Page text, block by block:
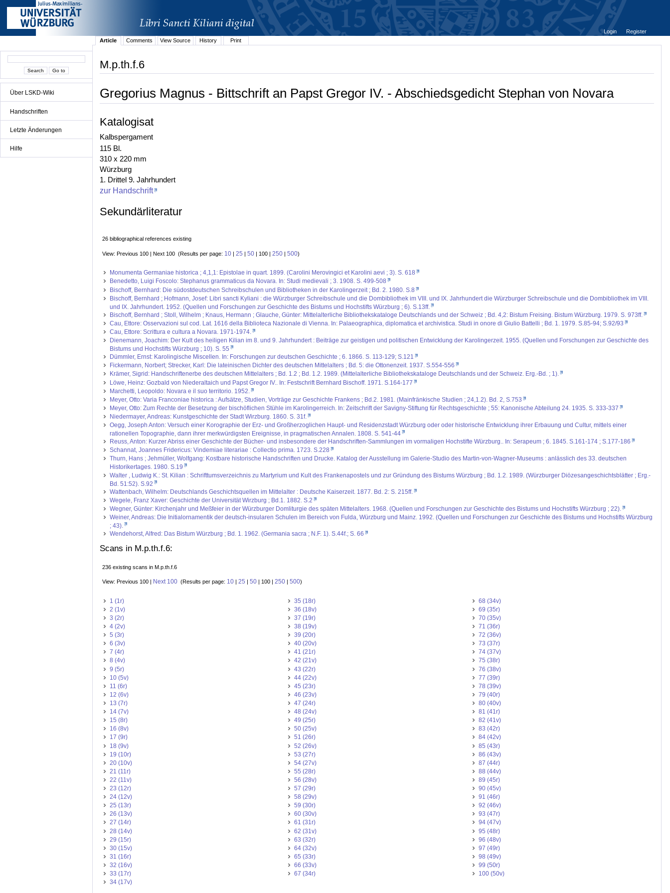
Über LSKD-Wiki
Handschriften
Letzte Änderungen
Hilfe
Login
Register
Article
Comments View Source History Print
M.p.th.f.6
Gregorius Magnus - Bittschrift an Papst Gregor IV. - Abschiedsgedicht Stephan von Novara
Katalogisat
Kalbspergament
115 Bl.
310 x 220 mm
Würzburg
1. Drittel 9. Jahrhundert
zur Handschrift
Sekundärliteratur
26 bibliographical references existing
View: Previous 100 | Next 100 (Results per page: 10 | 25 | 50 | 100 | 250 | 500)
Monumenta Germaniae historica ; 4,1,1: Epistolae in quart. 1899. (Carolini Merovingici et Karolini aevi ; 3). S. 618
Benedetto, Luigi Foscolo: Stephanus grammaticus da Novara. In: Studi medievali ; 3. 1908. S. 499-508
Bischoff, Bernhard: Die südostdeutschen Schreibschulen und Bibliotheken in der Karolingerzeit ; Bd. 2. 1980. S.8
Bischoff, Bernhard ; Hofmann, Josef: Libri sancti Kyliani : die Würzburger Schreibschule und die Dombibliothek im VIII. und IX. Jahrhundert die Würzburger Schreibschule und die Dombibliothek im VIII.
und IX. Jahrhundert. 1952. (Quellen und Forschungen zur Geschichte des Bistums und Hochstifts Würzburg ; 6). S.13ff.
Bischoff, Bernhard ; Stoll, Wilhelm ; Knaus, Hermann ; Glauche, Günter: Mittelalterliche Bibliothekskataloge Deutschlands und der Schweiz ; Bd. 4,2: Bistum Freising. Bistum Würzburg. 1979. S. 973ff.
Cau, Ettore: Osservazioni sul cod. Lat. 1616 della Biblioteca Nazionale di Vienna. In: Palaeographica, diplomatica et archivistica. Studi in onore di Giulio Battelli ; Bd. 1. 1979. S.85-94; S.92/93
Cau, Ettore: Scrittura e cultura a Novara. 1971-1974.
Dienemann, Joachim: Der Kult des heiligen Kilian im 8. und 9. Jahrhundert : Beiträge zur geistigen und politischen Entwicklung der Karolingerzeit. 1955. (Quellen und Forschungen zur Geschichte des
Bistums und Hochstifts Würzburg ; 10). S. 55
Dümmler, Ernst: Karolingische Miscellen. In: Forschungen zur deutschen Geschichte ; 6. 1866. S. 113-129; S.121
Fickermann, Norbert; Strecker, Karl: Die lateinischen Dichter des deutschen Mittelalters ; Bd. 5: die Ottonenzeit. 1937. S.554-556
Krämer, Sigrid: Handschriftenerbe des deutschen Mittelalters ; Bd. 1.2 ; Bd. 1.2. 1989. (Mittelalterliche Bibliothekskataloge Deutschlands und der Schweiz. Erg.-Bd. ; 1).
Löwe, Heinz: Gozbald von Niederaltaich und Papst Gregor IV.. In: Festschrift Bernhard Bischoff. 1971. S.164-177
Marchetti, Leopoldo: Novara e il suo territorio. 1952.
Meyer, Otto: Varia Franconiae historica : Aufsätze, Studien, Vorträge zur Geschichte Frankens ; Bd.2. 1981. (Mainfränkische Studien ; 24,1.2). Bd. 2, S.753
Meyer, Otto: Zum Rechte der Besetzung der bischöflichen Stühle im Karolingerreich. In: Zeitschrift der Savigny-Stiftung für Rechtsgeschichte ; 55: Kanonische Abteilung 24. 1935. S. 333-337
Niedermayer, Andreas: Kunstgeschichte der Stadt Wirzburg. 1860. S. 31f.
Oegg, Joseph Anton: Versuch einer Korographie der Erz- und Großherzoglichen Haupt- und Residenzstadt Würzburg oder oder historische Entwicklung ihrer Erbauung und Cultur, mittels einer
rationellen Topographie, dann ihrer merkwürdigsten Ereignisse, in pragmatischen Annalen. 1808. S. 541-44
Reuss, Anton: Kurzer Abriss einer Geschichte der Bücher- und insbesondere der Handschriften-Sammlungen im vormaligen Hochstifte Würzburg.. In: Serapeum ; 6. 1845. S.161-174 ; S.177-186
Schannat, Joannes Fridericus: Vindemiae literariae : Collectio prima. 1723. S.228
Thurn, Hans ; Jehmüller, Wolfgang: Kostbare historische Handschriften und Drucke. Katalog der Ausstellung im Galerie-Studio des Martin-von-Wagner-Museums : anlässlich des 33. deutschen
Historikertages. 1980. S.19
Walter , Ludwig K.: St. Kilian : Schrifttumsverzeichnis zu Martyrium und Kult des Frankenapostels und zur Gründung des Bistums Würzburg ; Bd. 1.2. 1989. (Würzburger Diözesangeschichtsblätter ; Erg.-
Bd. 51:52). S.92
Wattenbach, Wilhelm: Deutschlands Geschichtsquellen im Mittelalter : Deutsche Kaiserzeit. 1877. Bd. 2: S. 215ff.
Wegele, Franz Xaver: Geschichte der Universität Wirzburg ; Bd.1. 1882. S.2
Wegner, Günter: Kirchenjahr und Meßfeier in der Würzburger Domliturgie des späten Mittelalters. 1968. (Quellen und Forschungen zur Geschichte des Bistums und Hochstifts Würzburg ; 22).
Weiner, Andreas: Die Initialornamentik der deutsch-insularen Schulen im Bereich von Fulda, Würzburg und Mainz. 1992. (Quellen und Forschungen zur Geschichte des Bistums und Hochstifts Würzburg
; 43).
Wendehorst, Alfred: Das Bistum Würzburg ; Bd. 1. 1962. (Germania sacra ; N.F. 1). S.44f.; S. 66
Scans in M.p.th.f.6:
236 existing scans in M.p.th.f.6
View: Previous 100 | Next 100 (Results per page: 10 25 50 | 100 | 250 500)
1 (1r)
2 (1v)
3 (2r)
4 (2v)
5 (3r)
6 (3v)
7 (4r)
8 (4v)
9 (5r)
10 (5v)
11 (6r)
12 (6v)
13 (7r)
14 (7v)
15 (8r)
16 (8v)
17 (9r)
18 (9v)
19 (10r)
20 (10v)
21 (11r)
22 (11v)
23 (12r)
24 (12v)
25 (13r)
26 (13v)
27 (14r)
28 (14v)
29 (15r)
30 (15v)
31 (16r)
32 (16v)
33 (17r)
34 (17v)
35 (18r)
36 (18v)
37 (19r)
38 (19v)
39 (20r)
40 (20v)
41 (21r)
42 (21v)
43 (22r)
44 (22v)
45 (23r)
46 (23v)
47 (24r)
48 (24v)
49 (25r)
50 (25v)
51 (26r)
52 (26v)
53 (27r)
54 (27v)
55 (28r)
56 (28v)
57 (29r)
58 (29v)
59 (30r)
60 (30v)
61 (31r)
62 (31v)
63 (32r)
64 (32v)
65 (33r)
66 (33v)
67 (34r)
68 (34v)
69 (35r)
70 (35v)
71 (36r)
72 (36v)
73 (37r)
74 (37v)
75 (38r)
76 (38v)
77 (39r)
78 (39v)
79 (40r)
80 (40v)
81 (41r)
82 (41v)
83 (42r)
84 (42v)
85 (43r)
86 (43v)
87 (44r)
88 (44v)
89 (45r)
90 (45v)
91 (46r)
92 (46v)
93 (47r)
94 (47v)
95 (48r)
96 (48v)
97 (49r)
98 (49v)
99 (50r)
100 (50v)